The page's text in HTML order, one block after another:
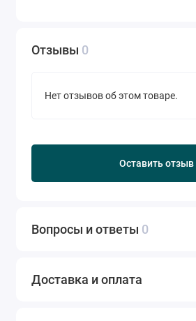
Отзывы 0
Нет отзывов об этом товаре.
Оставить отзыв
Вопросы и ответы 0
Доставка и оплата